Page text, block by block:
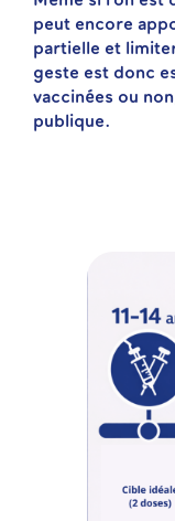
peut encore
partielle et
geste est donc
vaccinées ou
publique.